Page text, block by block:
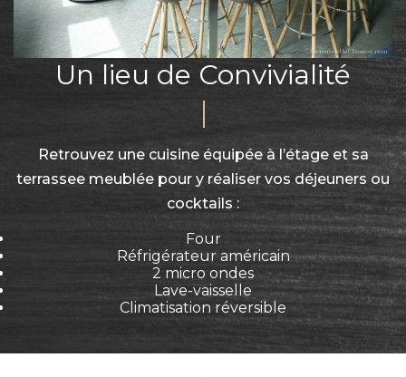
Un lieu de Convivialité
Retrouvez une cuisine équipée à l’étage et sa
terrassee meublée pour y réaliser vos déjeuners ou
cocktails :
Four
Réfrigérateur américain
2 micro ondes
Lave-vaisselle
Climatisation réversible